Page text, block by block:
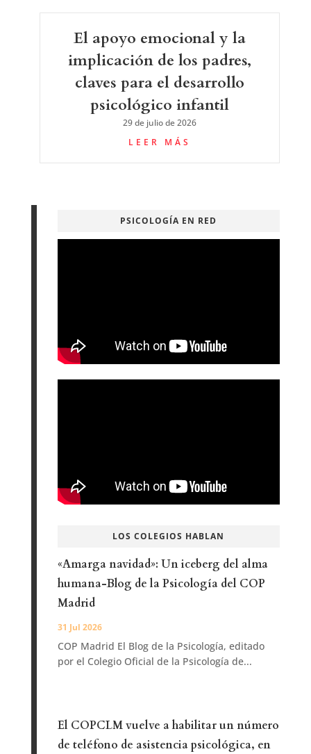
El apoyo emocional y la
implicación de los padres,
claves para el desarrollo
psicológico infantil
29 de julio de 2026
LEER MÁS
PSICOLOGÍA EN RED
LOS COLEGIOS HABLAN
«Amarga navidad»: Un iceberg del alma
humana-Blog de la Psicología del COP
Madrid
31 Jul 2026
COP Madrid El Blog de la Psicología, editado
por el Colegio Oficial de la Psicología de...
El COPCLM vuelve a habilitar un número
de teléfono de asistencia psicológica, en